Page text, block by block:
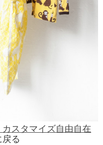
スタマイズ自由自在
戻る